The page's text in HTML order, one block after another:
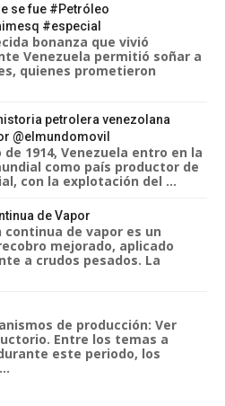
se fue #Petróleo
#especial
bonanza que vivió
Venezuela permitió soñar a
quienes prometieron
petrolera venezolana
@elmundomovil
de 1914, Venezuela entro en la
como país productor de
con la explotación del ...
de Vapor
continua de vapor es un
mejorado, aplicado
a crudos pesados. La
de producción: Ver
Entre los temas a
este periodo, los